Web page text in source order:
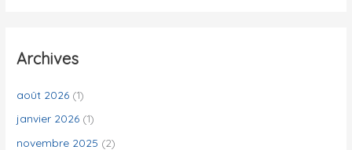
e
c
h
Archives
août 2026 (1)
janvier 2026 (1)
novembre 2025 (2)